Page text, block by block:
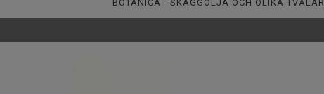
BOTANICA - SKÄGGOLJA OCH OLIKA TVÅLAR